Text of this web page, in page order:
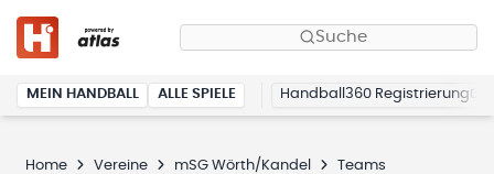
Suche
MEIN HANDBALL ALLE SPIELE Handball360 Registrierung
Home Vereine mSG Wörth/Kandel Teams